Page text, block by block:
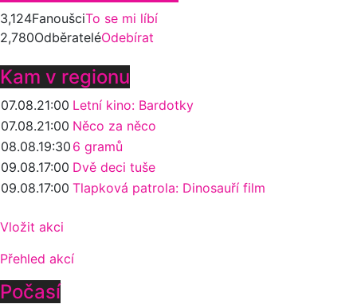
3,124FanoušciTo se mi líbí
2,780OdběrateléOdebírat
Kam v regionu
07.08.21:00 Letní kino: Bardotky
07.08.21:00 Něco za něco
08.08.19:30 6 gramů
09.08.17:00 Dvě deci tuše
09.08.17:00 Tlapková patrola: Dinosauří film
Vložit akci
Přehled akcí
Počasí